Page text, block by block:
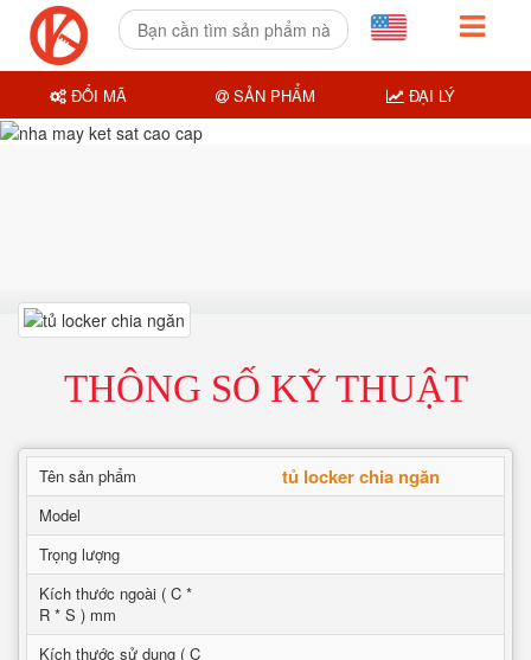
THÔNG SỐ KỸ THUẬT
Tên sản phẩm tủ locker chia ngăn
Model
Trọng lượng
Kích thước ngoài ( C *
R * S ) mm
Kích thước sử dụng ( C
ĐỔI MÃ SẢN PHẨM ĐẠI LÝ